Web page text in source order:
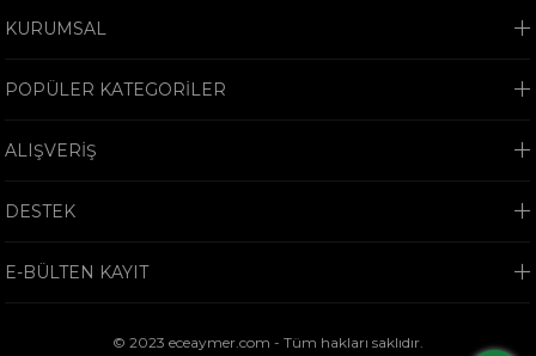
KURUMSAL
POPÜLER KATEGORİLER
ALIŞVERİŞ
DESTEK
E-BÜLTEN KAYIT
© 2023 eceaymer.com - Tüm hakları saklıdır.